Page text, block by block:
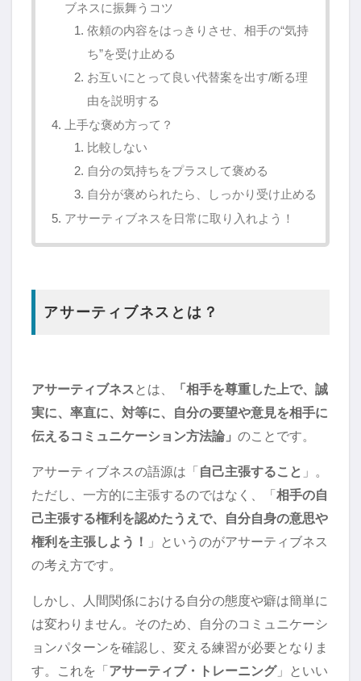
ブネスに振舞うコツ
依頼の内容をはっきりさせ、相手の“気持
ち”を受け止める
お互いにとって良い代替案を出す/断る理
由を説明する
上手な褒め方って？
比較しない
自分の気持ちをプラスして褒める
自分が褒められたら、しっかり受け止める
アサーティブネスを日常に取り入れよう！
アサーティブネスとは？
アサーティブネス とは、
「相手を尊重した上で、誠
実に、率直に、対等に、自分の要望や意見を相手に
伝えるコミュニケーション方法論」 のことです。
アサーティブネスの語源は「 自己主張すること 」。
ただし、一方的に主張するのではなく、「 相手の自
己主張する権利を認めたうえで、自分自身の意思や
権利を主張しよう！
」というのがアサーティブネス
の考え方です。
しかし、人間関係における自分の態度や癖は簡単に
は変わりません。そのため、自分のコミュニケーシ
ョンパターンを確認し、変える練習が必要となりま
す。これを「 アサーティブ・トレーニング」といい